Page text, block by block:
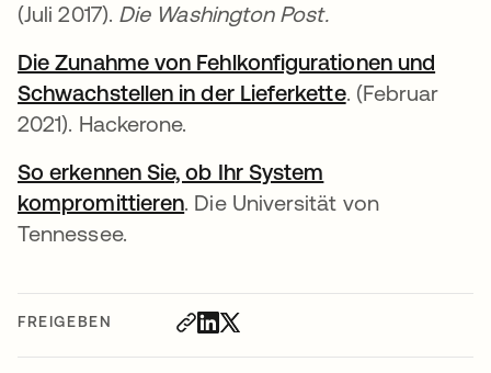
FREIGEBEN
(Juli 2017). Die Washington Post.
Die Zunahme von Fehlkonfigurationen und
Schwachstellen in der Lieferkette. (Februar
2021). Hackerone.
So erkennen Sie, ob Ihr System
kompromittieren. Die Universität von
Tennessee.